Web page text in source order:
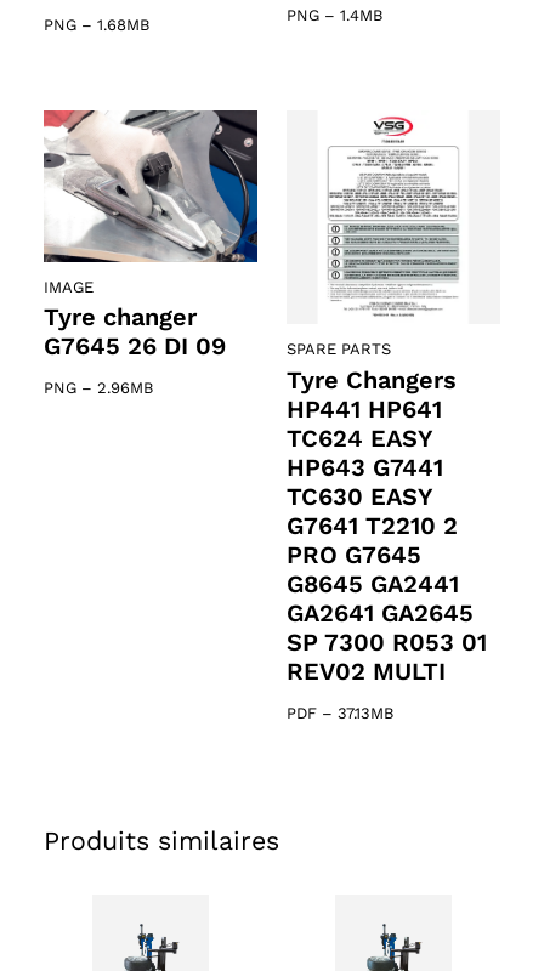
PNG – 1.68MB
PNG – 1.4MB
IMAGE
Tyre changer
G7645 26 DI 09
PNG – 2.96MB
SPARE PARTS
Tyre Changers
HP441 HP641
TC624 EASY
HP643 G7441
TC630 EASY
G7641 T2210 2
PRO G7645
G8645 GA2441
GA2641 GA2645
SP 7300 R053 01
REV02 MULTI
PDF – 37.13MB
Produits similaires